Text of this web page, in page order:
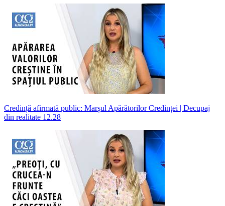
Credință afirmată public: Marșul Apărătorilor Credinței | Decupaj
din realitate 12.28